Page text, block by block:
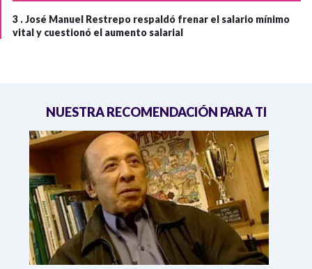
3 .José Manuel Restrepo respaldó frenar el salario mínimo
vital y cuestionó el aumento salarial
NUESTRA RECOMENDACIÓN PARA TI